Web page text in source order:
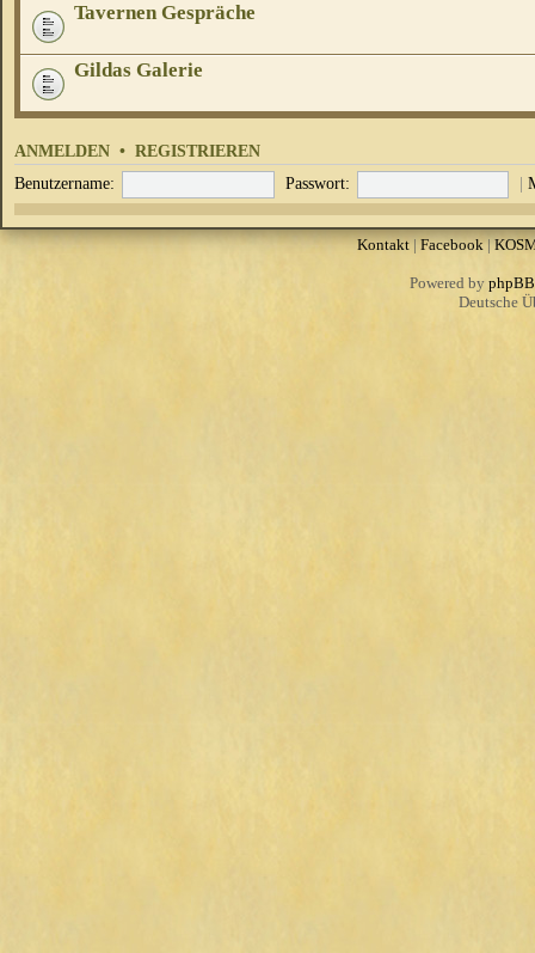
Tavernen Gespräche
Gildas Galerie
ANMELDEN • REGISTRIEREN
Benutzername: Passwort: |
Kontakt| Facebook|
Powered by phpBB
Deutsche